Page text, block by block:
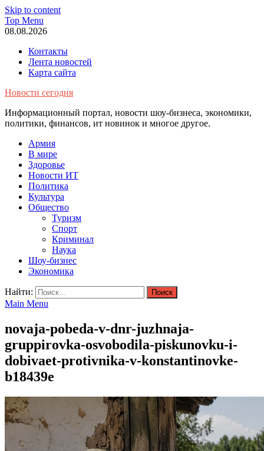
Skip to content
Top Menu
08.08.2026
Контакты
Лента новостей
Карта сайта
Новости сегодня
Информационный портал, новости шоу-бизнеса, экономики,
политики, финансов, ит новинок и многое другое.
Армия
В мире
Здоровье
Новости ИТ
Политика
Культура
Общество
Туризм
Спорт
Криминал
Наука
Шоу-бизнес
Экономика
Найти:
Main Menu
novaja-pobeda-v-dnr-juzhnaja-
gruppirovka-osvobodila-piskunovku-i-
dobivaet-protivnika-v-konstantinovke-
b18439e